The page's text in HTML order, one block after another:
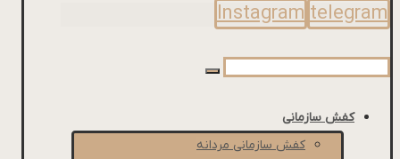
Instagram telegram
کفش سازمانی
کفش سازمانی مردانه